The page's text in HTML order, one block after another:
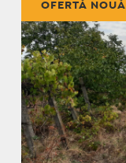
OFERTĂ NOUĂ